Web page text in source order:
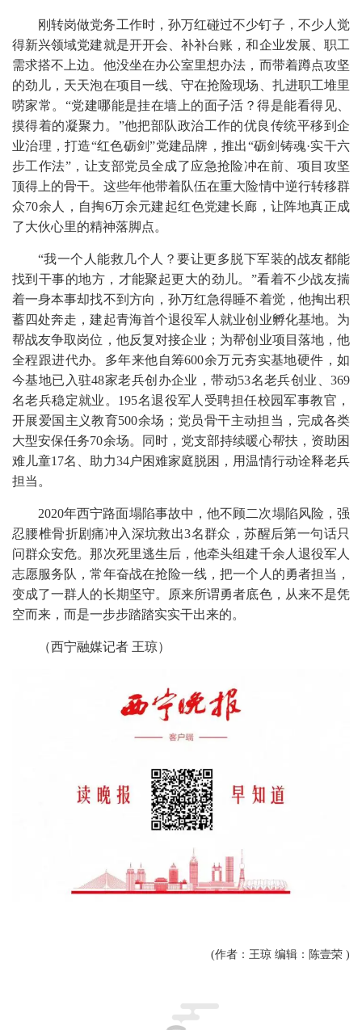
刚转岗做党务工作时，孙万红碰过不少钉子，不少人觉
得新兴领域党建就是开开会、补补台账，和企业发展、职工
需求搭不上边。他没坐在办公室里想办法，而带着蹲点攻坚
的劲儿，天天泡在项目一线、守在抢险现场、扎进职工堆里
唠家常。“党建哪能是挂在墙上的面子活？得是能看得见、
摸得着的凝聚力。”他把部队政治工作的优良传统平移到企
业治理，打造“红色砺剑”党建品牌，推出“砺剑铸魂·实干六
步工作法”，让支部党员全成了应急抢险冲在前、项目攻坚
顶得上的骨干。这些年他带着队伍在重大险情中逆行转移群
众70余人，自掏6万余元建起红色党建长廊，让阵地真正成
了大伙心里的精神落脚点。
“我一个人能救几个人？要让更多脱下军装的战友都能
找到干事的地方，才能聚起更大的劲儿。”看着不少战友揣
着一身本事却找不到方向，孙万红急得睡不着觉，他掏出积
蓄四处奔走，建起青海首个退役军人就业创业孵化基地。为
帮战友争取岗位，他反复对接企业；为帮创业项目落地，他
全程跟进代办。多年来他自筹600余万元夯实基地硬件，如
今基地已入驻48家老兵创办企业，带动53名老兵创业、369
名老兵稳定就业。195名退役军人受聘担任校园军事教官，
开展爱国主义教育500余场；党员骨干主动担当，完成各类
大型安保任务70余场。同时，党支部持续暖心帮扶，资助困
难儿童17名、助力34户困难家庭脱困，用温情行动诠释老兵
担当。
2020年西宁路面塌陷事故中，他不顾二次塌陷风险，强
忍腰椎骨折剧痛冲入深坑救出3名群众，苏醒后第一句话只
问群众安危。那次死里逃生后，他牵头组建千余人退役军人
志愿服务队，常年奋战在抢险一线，把一个人的勇者担当，
变成了一群人的长期坚守。原来所谓勇者底色，从来不是凭
空而来，而是一步步踏踏实实干出来的。
（西宁融媒记者 王琼）
(作者：王琼 编辑：陈壹荣 )